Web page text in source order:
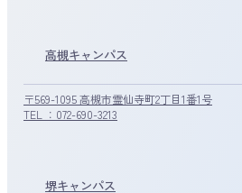
高槻キャンパス
〒569-1095 高槻市霊仙寺町2丁目1番1号
TEL ：072-690-3213
堺キャンパス